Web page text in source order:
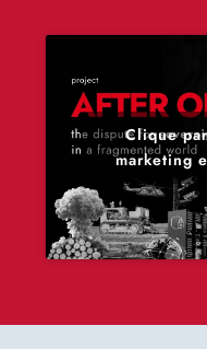
Clique
marketing